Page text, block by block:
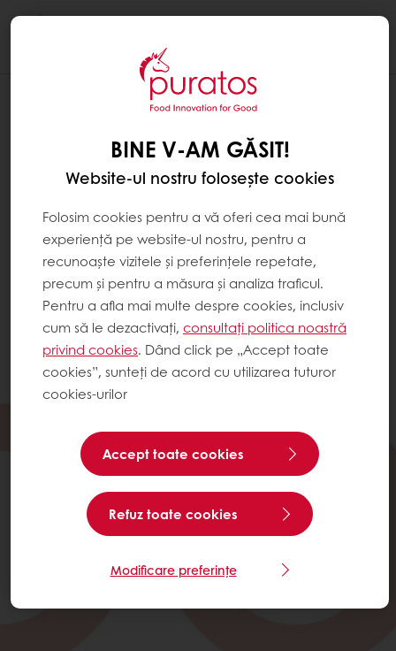
BINE V-AM GĂSIT!
Website-ul nostru folosește cookies
Folosim cookies pentru a vă oferi cea mai bună
experiență pe website-ul nostru, pentru a
recunoaște vizitele și preferințele repetate,
precum și pentru a măsura și analiza traficul.
Pentru a afla mai multe despre cookies, inclusiv
cum să le dezactivați, consultați politica noastră
privind cookies. Dând click pe „Accept toate
cookies”, sunteți de acord cu utilizarea tuturor
cookies-urilor
Accept toate cookies
Refuz toate cookies
Modificare preferințe